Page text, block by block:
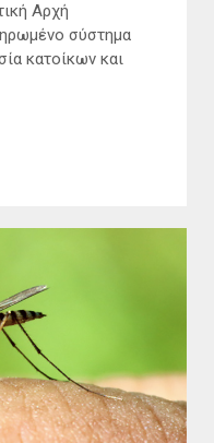
Αρχή
σύστημα
κατοίκων και